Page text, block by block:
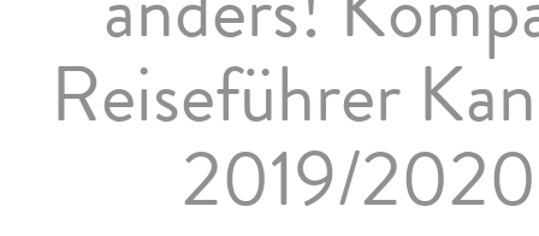
Reiseführer
2019/2020